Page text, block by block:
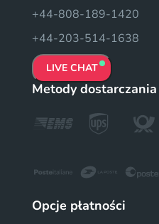
+44-808-189-1420
+44-203-514-1638
LIVE CHAT
Metody dostarczania
Opcje płatności